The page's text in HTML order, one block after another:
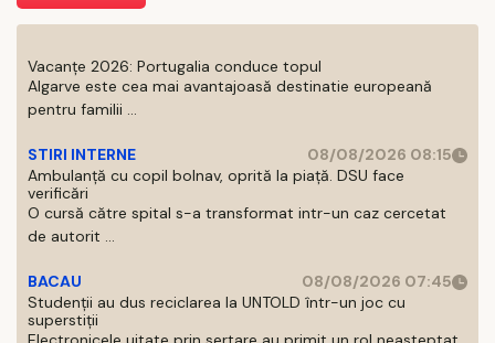
Vacanțe 2026: Portugalia conduce topul
Algarve este cea mai avantajoasă destinatie europeană
pentru familii ...
STIRI INTERNE
08/08/2026 08:15
Ambulanță cu copil bolnav, oprită la piață. DSU face
verificări
O cursă către spital s-a transformat intr-un caz cercetat
de autorit ...
BACAU
08/08/2026 07:45
Studenții au dus reciclarea la UNTOLD într-un joc cu
superstiții